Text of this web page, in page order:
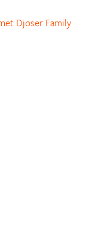
Djoser Family